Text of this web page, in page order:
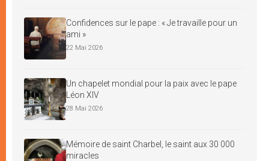
Confidences sur le pape : « Je travaille pour un
ami »
22 Mai 2026
Un chapelet mondial pour la paix avec le pape
Léon XIV
28 Mai 2026
Mémoire de saint Charbel, le saint aux 30 000
miracles